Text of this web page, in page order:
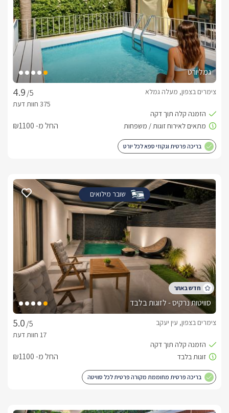
גמליורט
/5
צימרים בצפון, מעלה גמלא
החל מ- ₪1100
בריכה פרטית וגקוזי ספא לכל יורט
שובר מילואים
סוויטות נרקיס - לזוגות בלבד
/5
צימרים בצפון, עין יעקב
החל מ- ₪1100
בריכה פרטית מחוממת מקורה פרטית לכל סוויטה